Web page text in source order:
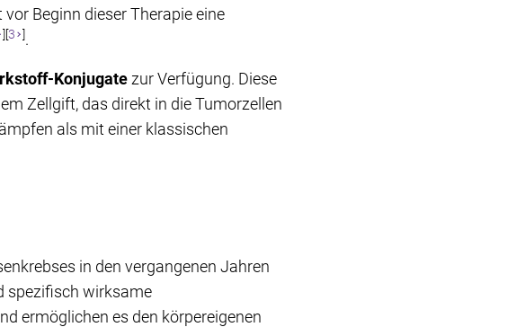
Beginn dieser Therapie eine
][3 ].
Konjugatezur Verfügung. Diese
Zellgift, das direkt in die Tumorzellen
als mit einer klassischen
in den vergangenen Jahren
spezifisch wirksame
ermöglichen es den körpereigenen